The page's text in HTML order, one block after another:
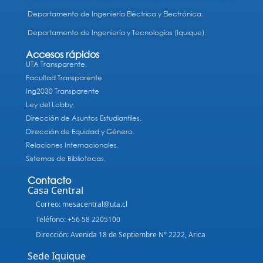
Departamento de Ingeniería Eléctrica y Electrónica.
Departamento de Ingeniería y Tecnologías (Iquique).
Accesos rápidos
UTA Transparente.
Facultad Transparente
Ing2030 Transparente
Ley del Lobby.
Dirección de Asuntos Estudiantiles.
Dirección de Equidad y Género.
Relaciones Internacionales.
Sistemas de Bibliotecas.
Contacto
Casa Central
Correo: mesacentral@uta.cl
Teléfono: +56 58 2205100
Dirección: Avenida 18 de Septiembre N° 2222, Arica
Sede Iquique